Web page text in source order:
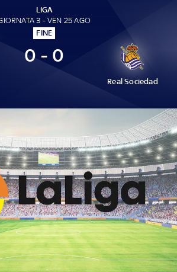
LIGA
3 - VEN 25 AGO
FINE
0 - 0
Real Sociedad
0 - 0